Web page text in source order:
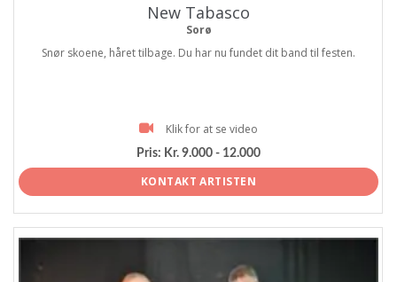
New Tabasco
Sorø
Snør skoene, håret tilbage. Du har nu fundet dit band til festen.
Klik for at se video
Pris: Kr. 9.000 - 12.000
KONTAKT ARTISTEN